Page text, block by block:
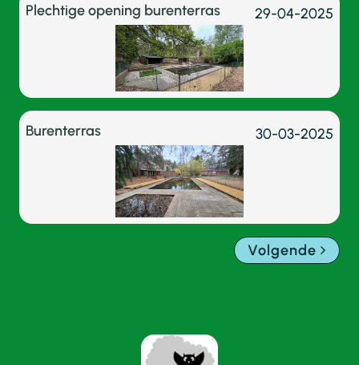
Plechtige opening burenterras 29-04-2025
Burenterras 30-03-2025
Volgende